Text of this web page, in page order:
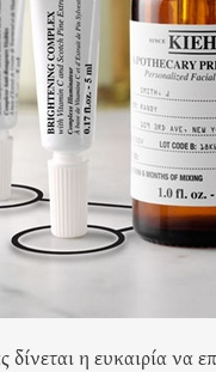
δίνεται η ευκαιρία να